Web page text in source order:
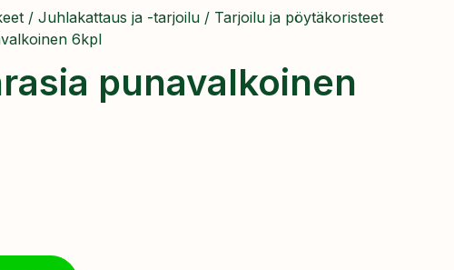
/ Juhlakattaus ja -tarjoilu / Tarjoilu ja pöytäkoristeet
6kpl
punavalkoinen